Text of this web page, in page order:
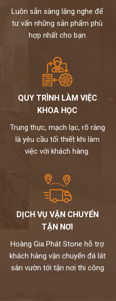
Luôn sẵn sàng lắng nghe để
tư vấn những sản phẩm phù
hợp nhất cho bạn
QUY TRÌNH LÀM VIỆC
KHOA HỌC
Trung thực, mạch lạc, rõ ràng
là yêu cầu tối thiết khi làm
việc với khách hàng.
DỊCH VỤ VẬN CHUYỂN
TẬN NƠI
Hoàng Gia Phát Stone hỗ trợ
khách hàng vận chuyển đá lát
sân vườn tới tận nơi thi công